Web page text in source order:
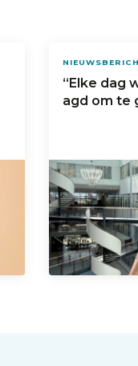
“Elke dag
agd om te